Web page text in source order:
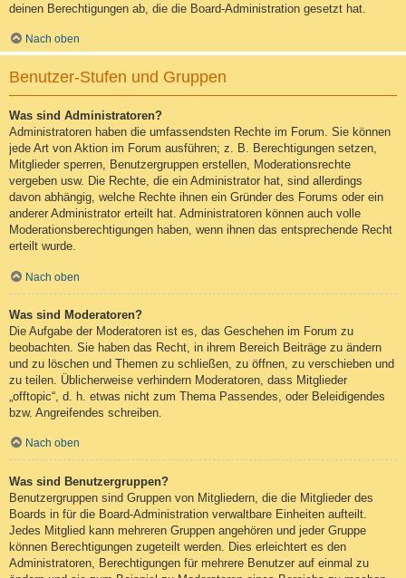
deinen Berechtigungen ab, die die Board-Administration gesetzt hat.
Nach oben
Benutzer-Stufen und Gruppen
Was sind Administratoren?
Administratoren haben die umfassendsten Rechte im Forum. Sie können
jede Art von Aktion im Forum ausführen; z. B. Berechtigungen setzen,
Mitglieder sperren, Benutzergruppen erstellen, Moderationsrechte
vergeben usw. Die Rechte, die ein Administrator hat, sind allerdings
davon abhängig, welche Rechte ihnen ein Gründer des Forums oder ein
anderer Administrator erteilt hat. Administratoren können auch volle
Moderationsberechtigungen haben, wenn ihnen das entsprechende Recht
erteilt wurde.
Nach oben
Was sind Moderatoren?
Die Aufgabe der Moderatoren ist es, das Geschehen im Forum zu
beobachten. Sie haben das Recht, in ihrem Bereich Beiträge zu ändern
und zu löschen und Themen zu schließen, zu öffnen, zu verschieben und
zu teilen. Üblicherweise verhindern Moderatoren, dass Mitglieder
„offtopic“, d. h. etwas nicht zum Thema Passendes, oder Beleidigendes
bzw. Angreifendes schreiben.
Nach oben
Was sind Benutzergruppen?
Benutzergruppen sind Gruppen von Mitgliedern, die die Mitglieder des
Boards in für die Board-Administration verwaltbare Einheiten aufteilt.
Jedes Mitglied kann mehreren Gruppen angehören und jeder Gruppe
können Berechtigungen zugeteilt werden. Dies erleichtert es den
Administratoren, Berechtigungen für mehrere Benutzer auf einmal zu